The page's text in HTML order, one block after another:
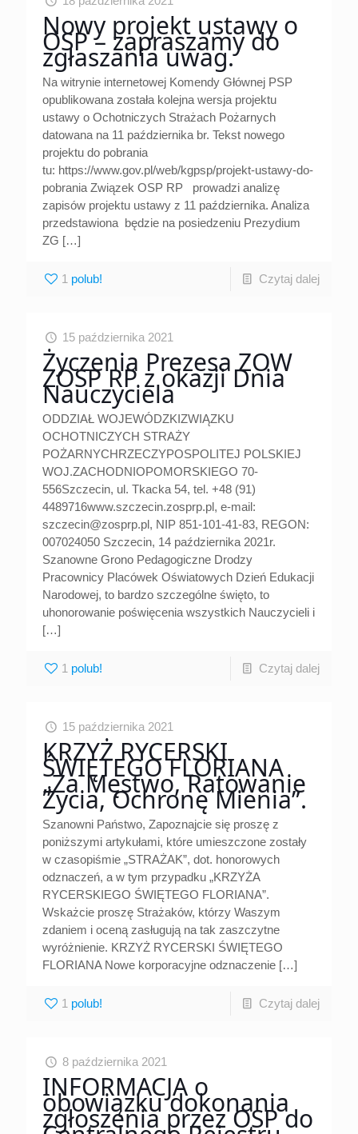
Nowy projekt ustawy o
OSP – zapraszamy do
zgłaszania uwag.
Na witrynie internetowej Komendy Głównej PSP
opublikowana została kolejna wersja projektu
ustawy o Ochotniczych Strażach Pożarnych
datowana na 11 października br. Tekst nowego
projektu do pobrania
tu: https://www.gov.pl/web/kgpsp/projekt-ustawy-do-
pobrania Związek OSP RP prowadzi analizę
zapisów projektu ustawy z 11 października. Analiza
przedstawiona będzie na posiedzeniu Prezydium
ZG […]
1 Czytaj dalej
15 października 2021
Życzenia Prezesa ZOW
ZOSP RP z okazji Dnia
Nauczyciela
ODDZIAŁ WOJEWÓDZKIZWIĄZKU
OCHOTNICZYCH STRAŻY
POŻARNYCHRZECZYPOSPOLITEJ POLSKIEJ
WOJ.ZACHODNIOPOMORSKIEGO 70-
556Szczecin, ul. Tkacka 54, tel. +48 (91)
4489716www.szczecin.zosprp.pl, e-mail:
szczecin@zosprp.pl, NIP 851-101-41-83, REGON:
007024050 Szczecin, 14 października 2021r.
Szanowne Grono Pedagogiczne Drodzy
Pracownicy Placówek Oświatowych Dzień Edukacji
Narodowej, to bardzo szczególne święto, to
uhonorowanie poświęcenia wszystkich Nauczycieli i
[…]
1 Czytaj dalej
15 października 2021
KRZYŻ RYCERSKI
ŚWIĘTEGO FLORIANA
„Za Męstwo, Ratowanie
Życia, Ochronę Mienia”.
Szanowni Państwo, Zapoznajcie się proszę z
poniższymi artykułami, które umieszczone zostały
w czasopiśmie „STRAŻAK”, dot. honorowych
odznaczeń, a w tym przypadku „KRZYŻA
RYCERSKIEGO ŚWIĘTEGO FLORIANA”.
Wskażcie proszę Strażaków, którzy Waszym
zdaniem i oceną zasługują na tak zaszczytne
wyróżnienie. KRZYŻ RYCERSKI ŚWIĘTEGO
FLORIANA Nowe korporacyjne odznaczenie […]
1 Czytaj dalej
8 października 2021
INFORMACJA o
obowiązku dokonania
zgłoszenia przez OSP do